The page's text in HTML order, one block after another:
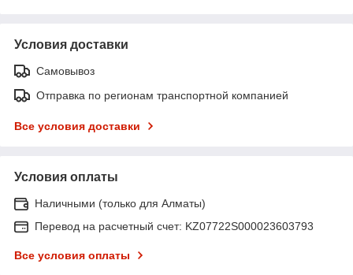
Условия доставки
Самовывоз
Отправка по регионам транспортной компанией
Все условия доставки
Условия оплаты
Наличными (только для Алматы)
Перевод на расчетный счет: KZ07722S000023603793
Все условия оплаты